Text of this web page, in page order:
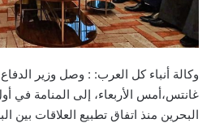
وكالة أنباء كل العرب: : وصل وزير الدفاع
غانتس،أمس الأربعاء، إلى المنامة في